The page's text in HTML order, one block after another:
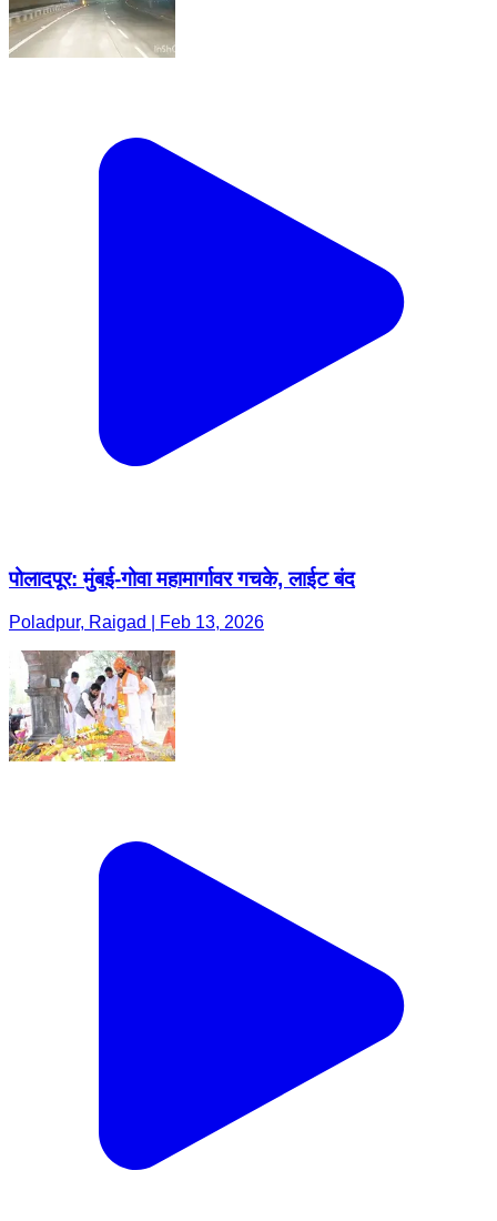
पोलादपूर: मुंबई-गोवा महामार्गावर गचके, लाईट बंद
Poladpur, Raigad | Feb 13, 2026